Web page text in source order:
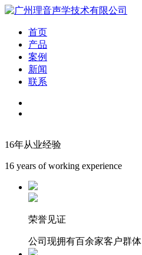
首页
产品
案例
新闻
联系
16年从业经验
16 years of working experience
荣誉见证
公司现拥有百余家客户群体